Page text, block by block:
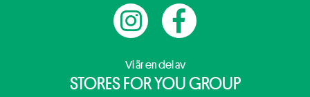
Vi är en del av
STORES FOR YOU GROUP